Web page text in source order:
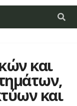
και
και